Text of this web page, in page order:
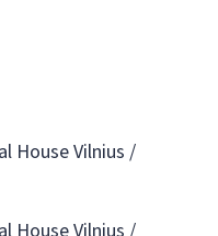
House Vilnius /
House Vilnius /